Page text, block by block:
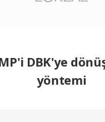
DBK'ye
yöntemi